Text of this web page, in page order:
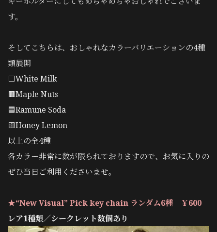
す。
そしてこちらは、おしゃれなカラーバリエーションの4種
類展開
⬜️White Milk
🟫Maple Nuts
🟦Ramune Soda
🟨Honey Lemon
以上の全4種
各カラー非常に数が限られておりますので、お気に入りの
ぜひ当日ご利用くださいませ。
★“New Visual” Pick key chain ランダム6種 ￥600
レア1種類／シークレット数個あり